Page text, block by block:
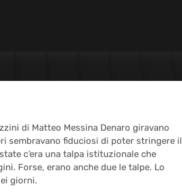
di Matteo Messina Denaro giravano
sembravano fiduciosi di poter stringere il
c’era una talpa istituzionale che
Forse, erano anche due le talpe. Lo
giorni.